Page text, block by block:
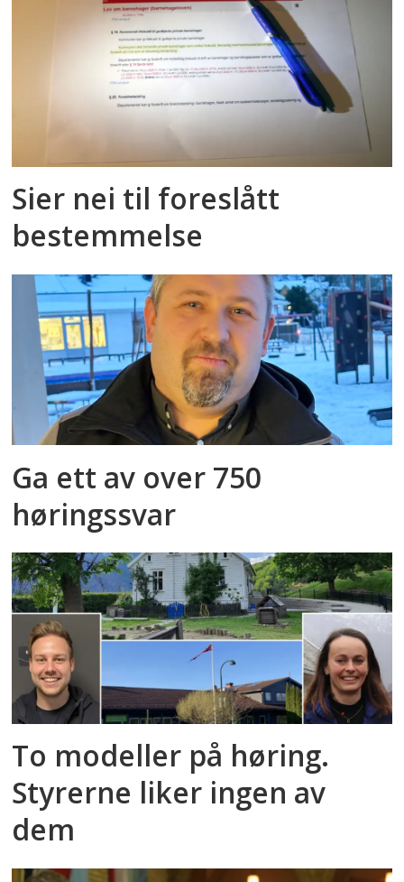
Sier nei til foreslått
bestemmelse
Ga ett av over 750
høringssvar
To modeller på høring.
Styrerne liker ingen av
dem